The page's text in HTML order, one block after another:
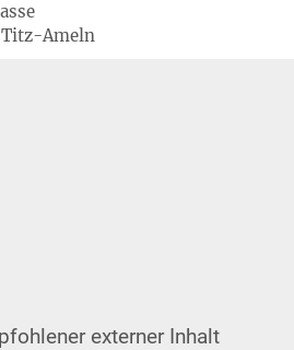
Titz-Ameln
externer Inhalt